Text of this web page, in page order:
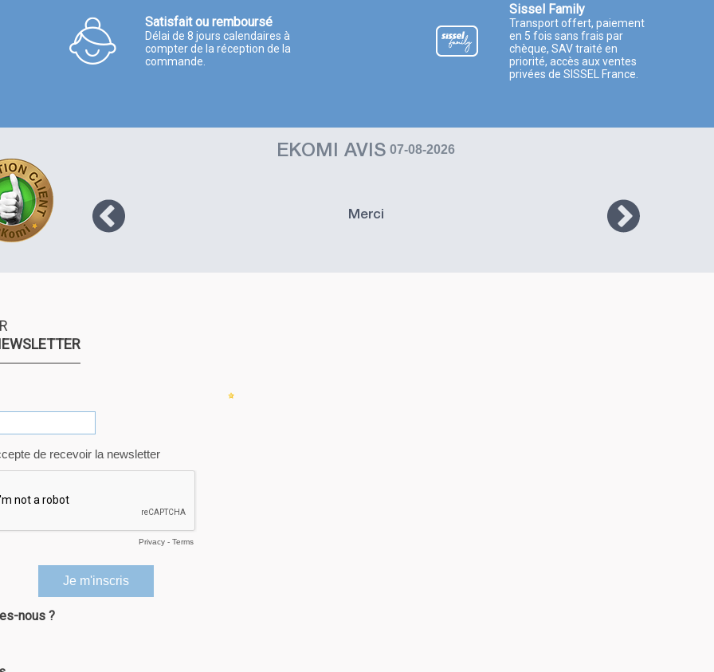
Satisfait ou remboursé
Délai de 8 jours calendaires à
compter de la réception de la
commande.
Sissel Family
Transport offert, paiement
en 5 fois sans frais par
chèque, SAV traité en
priorité, accès aux ventes
privées de SISSEL France.
EKOMI AVIS 07-08-2026
pas,
la
site
que
Merci
nous ?